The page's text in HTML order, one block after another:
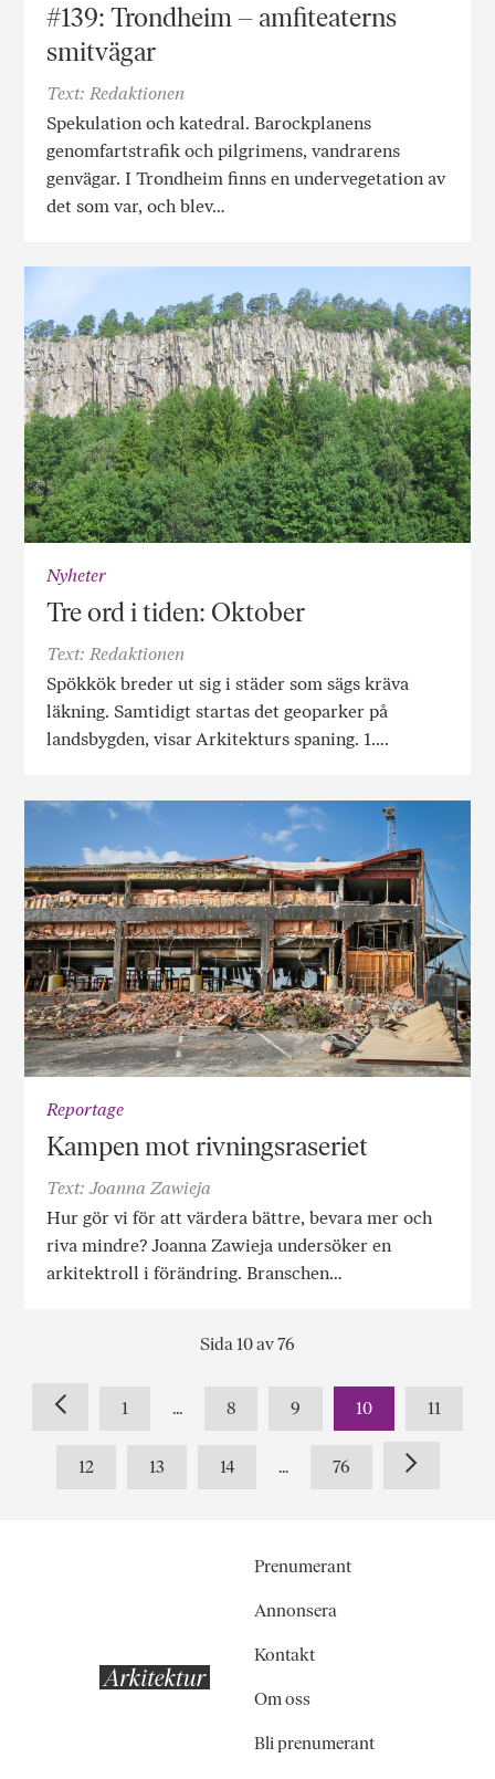
#139: Trondheim – amfiteaterns
smitvägar
Text: Redaktionen
Spekulation och katedral. Barockplanens
genomfartstrafik och pilgrimens, vandrarens
genvägar. I Trondheim finns en undervegetation av
det som var, och blev…
Nyheter
Tre ord i tiden: Oktober
Text: Redaktionen
Spökkök breder ut sig i städer som sägs kräva
läkning. Samtidigt startas det geoparker på
landsbygden, visar Arkitekturs spaning. 1….
Reportage
Kampen mot rivningsraseriet
Text: Joanna Zawieja
Hur gör vi för att värdera bättre, bevara mer och
riva mindre? Joanna Zawieja undersöker en
arkitektroll i förändring. Branschen…
Sida 10 av 76
1 ... 8 9 10 11
12 13 14 ... 76
Prenumerant
Annonsera
Kontakt
Om oss
Bli prenumerant